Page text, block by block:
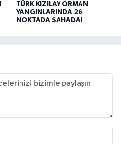
TÜRK KIZILAY ORMAN
YANGINLARINDA 26
NOKTADA SAHADA!